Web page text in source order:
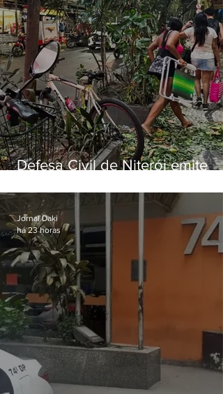
Defesa Civil de Niterói emite
sexta-feira (07)
Jornal Daki
há 23 horas